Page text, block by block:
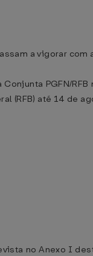
a vigorar com
PGFN/
(RFB) até 14 de
no Anexo I